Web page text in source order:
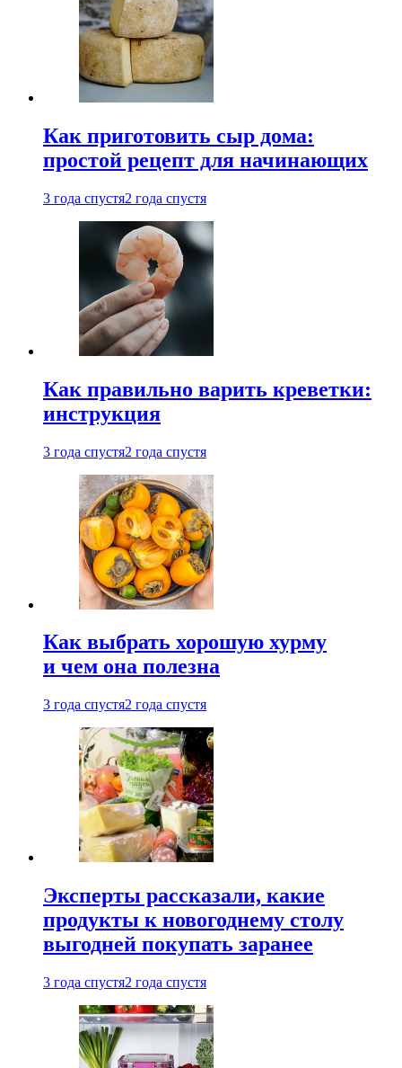
Как приготовить сыр дома:
простой рецепт для начинающих
3 года спустя2 года спустя
Как правильно варить креветки:
инструкция
3 года спустя2 года спустя
Как выбрать хорошую хурму
и чем она полезна
3 года спустя2 года спустя
Эксперты рассказали, какие
продукты к новогоднему столу
выгодней покупать заранее
3 года спустя2 года спустя